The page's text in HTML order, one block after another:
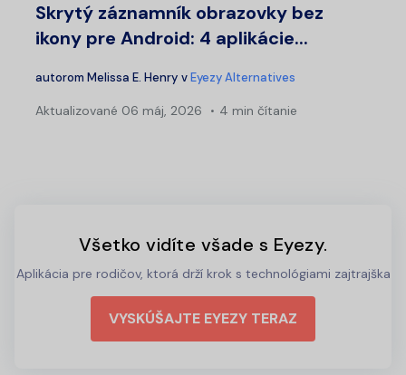
Skrytý záznamník obrazovky bez
ikony pre Android: 4 aplikácie...
autorom Melissa E. Henry vEyezy Alternatives
Aktualizované 06 máj, 2026 4 min čítanie
Všetko vidíte všade s Eyezy.
Aplikácia pre rodičov, ktorá drží krok s technológiami zajtrajška
VYSKÚŠAJTE EYEZY TERAZ